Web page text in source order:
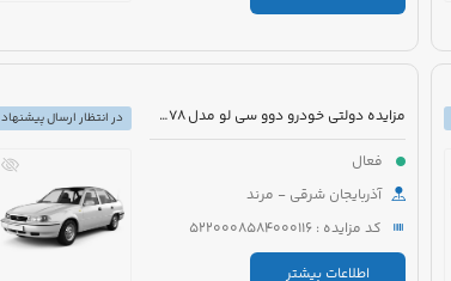
مزایده دولتی خودرو دوو سی لو مدل 1378 رنگ نوک مدادی
فعال
آذربایجان شرقی - مرند
کد مزایده : 5220008584000116
اطلاعات بیشتر
در انتظار ارسال پیشنهاد